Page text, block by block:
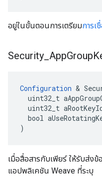
อยู่ในขั้นตอนการเตรียมการเ
Security AppGroup
Configuration &
uint32_t
uint32_t
bool
)
เมื่อสื่อสารกับเพียร์ ให้รับส่ง
แอปพลิเคชัน Weave ที่ระบุ